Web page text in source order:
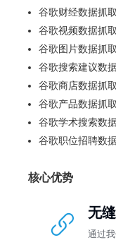
谷歌财经数据抓取
谷歌视频数据抓取
谷歌图片数据抓取
谷歌搜索建议数
谷歌商店数据抓取
谷歌产品数据抓取
谷歌学术搜索数
谷歌职位招聘数
核心优势
无
通过